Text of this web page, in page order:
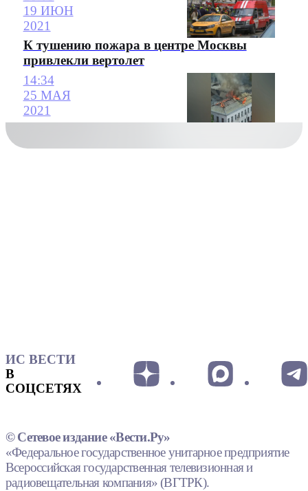
19 ИЮН
2021
К тушению пожара в центре Москвы
привлекли вертолет
14:34
25 МАЯ
2021
ИС ВЕСТИ
В
СОЦСЕТЯХ
© Сетевое издание «Вести.Ру»
«Федеральное государственное унитарное предприятие
Всероссийская государственная телевизионная и
радиовещательная компания» (ВГТРК).